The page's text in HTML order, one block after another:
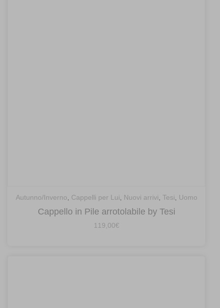
Autunno/Inverno, Cappelli per Lui, Nuovi arrivi, Tesi, Uomo
Cappello in Pile arrotolabile by Tesi
119,00€